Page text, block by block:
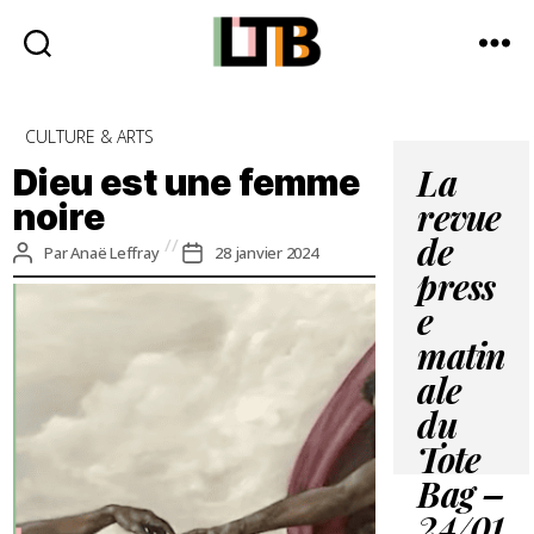
-
Média
quotidienne
Catégories
CULTURE & ARTS
Dieu est une femme
noire
Auteur
de
ParAnaë Leffray
Date
de
28 janvier 2024
La
revue
de
press
e
matin
ale
du
Tote
Bag –